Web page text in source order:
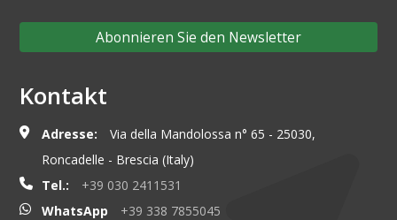
Abonnieren Sie den Newsletter
Kontakt
Adresse:
Via della Mandolossa n° 65 - 25030,
Roncadelle - Brescia (Italy)
Tel.:
+39 030 2411531
WhatsApp
+39 338 7855045